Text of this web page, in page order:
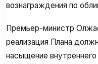
вознаграждения по
Премьер-министр
реализация Плана
насыщение